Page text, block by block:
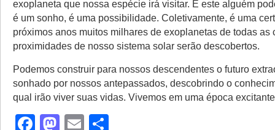
exoplaneta que nossa espécie irá visitar. E este alguém
é um sonho, é uma possibilidade. Coletivamente, é uma
próximos anos muitos milhares de exoplanetas de todas as
proximidades de nosso sistema solar serão descobertos.
Podemos construir para nossos descendentes o futuro
sonhado por nossos antepassados, descobrindo o
qual irão viver suas vidas. Vivemos em uma época
Facebook
Mastodon
Email